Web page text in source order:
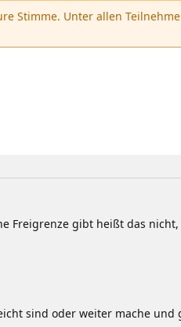
Stimme. Unter allen
Freigrenze gibt heißt das
sind oder weiter mache